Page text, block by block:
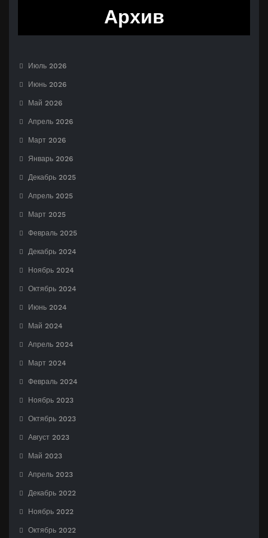
Архив
Июль 2026
Июнь 2026
Май 2026
Апрель 2026
Март 2026
Январь 2026
Декабрь 2025
Апрель 2025
Март 2025
Февраль 2025
Декабрь 2024
Ноябрь 2024
Октябрь 2024
Июнь 2024
Май 2024
Апрель 2024
Март 2024
Февраль 2024
Ноябрь 2023
Октябрь 2023
Август 2023
Май 2023
Апрель 2023
Декабрь 2022
Ноябрь 2022
Октябрь 2022